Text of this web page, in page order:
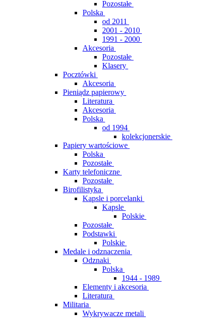
Pozostałe
Polska
od 2011
2001 - 2010
1991 - 2000
Akcesoria
Pozostałe
Klasery
Pocztówki
Akcesoria
Pieniądz papierowy
Literatura
Akcesoria
Polska
od 1994
kolekcjonerskie
Papiery wartościowe
Polska
Pozostałe
Karty telefoniczne
Pozostałe
Birofilistyka
Kapsle i porcelanki
Kapsle
Polskie
Pozostałe
Podstawki
Polskie
Medale i odznaczenia
Odznaki
Polska
1944 - 1989
Elementy i akcesoria
Literatura
Militaria
Wykrywacze metali